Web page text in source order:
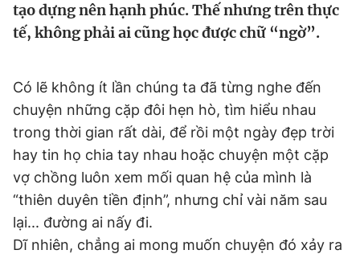
Video Magazine
Sản phẩm khác
Tiện ích Bạn cần biết
Thông tin tòa soạn Liên hệ quảng cáo
tạo dựng nên hạnh phúc. Thế nhưng trên thực
tế, không phải ai cũng học được chữ “ngờ”.
Có lẽ không ít lần chúng ta đã từng nghe đến
chuyện những cặp đôi hẹn hò, tìm hiểu nhau
trong thời gian rất dài, để rồi một ngày đẹp trời
hay tin họ chia tay nhau hoặc chuyện một cặp
vợ chồng luôn xem mối quan hệ của mình là
“thiên duyên tiền định”, nhưng chỉ vài năm sau
lại... đường ai nấy đi.
Dĩ nhiên, chẳng ai mong muốn chuyện đó xảy ra